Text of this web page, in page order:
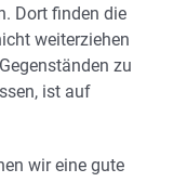
Dort finden die
weiterziehen
zu
ist auf
wir eine gute